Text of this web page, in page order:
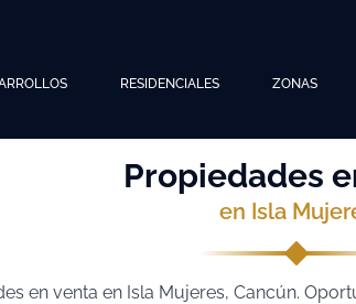
RESIDENCIALES ZONAS
Propiedades
en Isla
en venta en Isla Mujeres, Cancún.